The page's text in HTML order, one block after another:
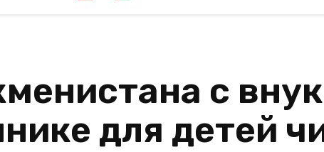
k
с
для детей